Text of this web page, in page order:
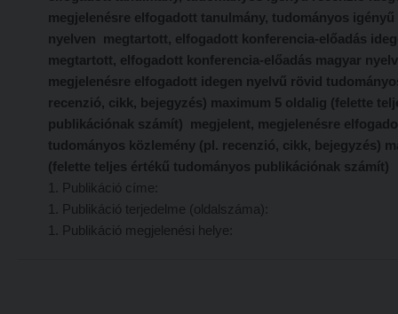
Sport a Károlin
Károli Egyetemi Lelkészség
Díszoklevél igénylés
Kollégiumok
Nagykőrösi Kollégium
Óbudai Diákhotel
Kecskeméti Kollégium
Diákélet
Sport a Károlin
Károli Klub
Károli Egyetemi Lelkészség
megjelenésre elfogadott tanulmány, tudományos
nyelven megtartott, elfogadott konferencia-előadás
megtartott, elfogadott konferencia-előadás magyar
megjelenésre elfogadott idegen nyelvű rövid
recenzió, cikk, bejegyzés) maximum 5 oldalig (felette
publikációnak számít) megjelent, megjelenésre
tudományos közlemény (pl. recenzió, cikk, bejegyzés)
(felette teljes értékű tudományos publikációnak számít)
1. Publikáció címe:
1. Publikáció terjedelme (oldalszáma):
1. Publikáció megjelenési helye: